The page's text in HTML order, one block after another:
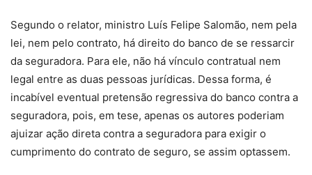
Segundo o relator, ministro Luís Felipe Salomão, nem pela
lei, nem pelo contrato, há direito do banco de se ressarcir
da seguradora. Para ele, não há vínculo contratual nem
legal entre as duas pessoas jurídicas. Dessa forma, é
incabível eventual pretensão regressiva do banco contra a
seguradora, pois, em tese, apenas os autores poderiam
ajuizar ação direta contra a seguradora para exigir o
cumprimento do contrato de seguro, se assim optassem.